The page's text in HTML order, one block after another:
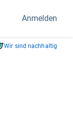
Anmelden
Wir sind nachhaltig